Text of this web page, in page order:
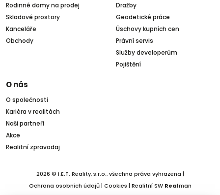
Rodinné domy na prodej
Skladové prostory
Kanceláře
Obchody
Dražby
Geodetické práce
Úschovy kupních cen
Právní servis
Služby developerům
Pojištění
O nás
O společnosti
Kariéra v realitách
Naši partneři
Akce
Realitní zpravodaj
2026 © I.E.T. Reality, s.r.o., všechna práva vyhrazena |
Ochrana osobních údajů| Cookies | Realitní SW Realman